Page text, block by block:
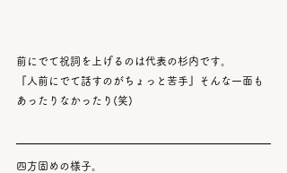
前にでて祝詞を上げるのは代表の杉内です。
『人前にでて話すのがちょっと苦手』そんな一面も
あったりなかったり(笑)
四方固めの様子。